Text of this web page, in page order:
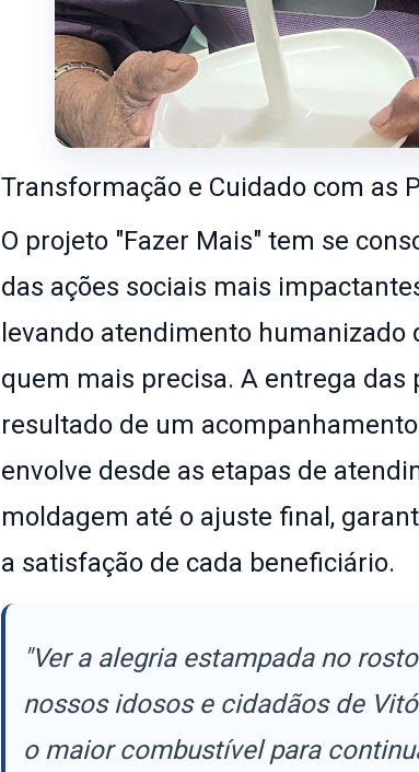
Transformação e Cuidado com as
​O projeto "Fazer Mais" tem se
das ações sociais mais
levando atendimento humanizado
quem mais precisa. A entrega das
resultado de um
envolve desde as etapas de
moldagem até o ajuste final,
a satisfação de cada beneficiário.
"Ver a alegria estampada no
nossos idosos e cidadãos de
o maior combustível para